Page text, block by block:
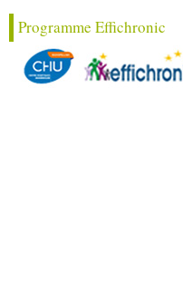
Programme Effichronic